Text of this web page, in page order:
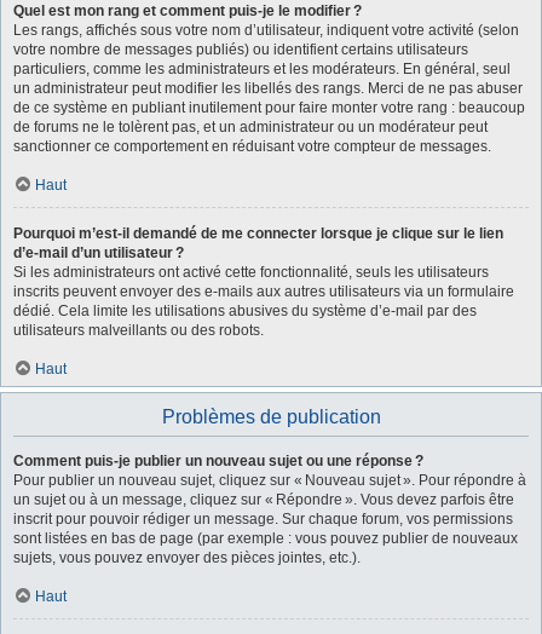
Quel est mon rang et comment puis-je le modifier ?
Les rangs, affichés sous votre nom d’utilisateur, indiquent votre activité (selon
votre nombre de messages publiés) ou identifient certains utilisateurs
particuliers, comme les administrateurs et les modérateurs. En général, seul
un administrateur peut modifier les libellés des rangs. Merci de ne pas abuser
de ce système en publiant inutilement pour faire monter votre rang : beaucoup
de forums ne le tolèrent pas, et un administrateur ou un modérateur peut
sanctionner ce comportement en réduisant votre compteur de messages.
Haut
Pourquoi m’est-il demandé de me connecter lorsque je clique sur le lien
d’e-mail d’un utilisateur ?
Si les administrateurs ont activé cette fonctionnalité, seuls les utilisateurs
inscrits peuvent envoyer des e-mails aux autres utilisateurs via un formulaire
dédié. Cela limite les utilisations abusives du système d’e-mail par des
utilisateurs malveillants ou des robots.
Haut
Problèmes de publication
Comment puis-je publier un nouveau sujet ou une réponse ?
Pour publier un nouveau sujet, cliquez sur « Nouveau sujet ». Pour répondre à
un sujet ou à un message, cliquez sur « Répondre ». Vous devez parfois être
inscrit pour pouvoir rédiger un message. Sur chaque forum, vos permissions
sont listées en bas de page (par exemple : vous pouvez publier de nouveaux
sujets, vous pouvez envoyer des pièces jointes, etc.).
Haut